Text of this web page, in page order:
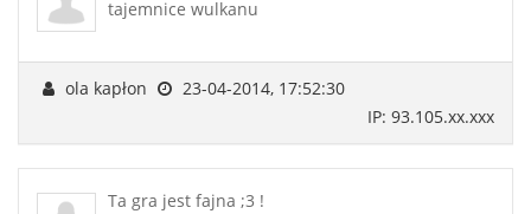
tajemnice wulkanu
ola kapłon
23-04-2014, 17:52:30
IP: 93.105.xx.xxx
Ta gra jest fajna ;3 !